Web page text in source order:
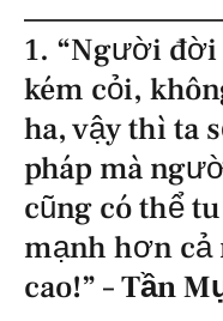
1. “Người đời
kém cỏi,
ha, vậy thì ta
pháp mà
cũng có thể
mạnh hơn cả
cao!” –Tần